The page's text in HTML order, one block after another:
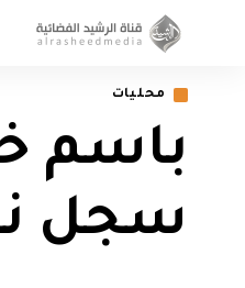
محليات
باسم
سجل